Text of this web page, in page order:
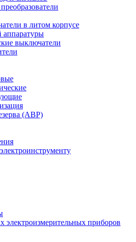
в литом корпусе
аппаратуры
выключатели
(АВР)
электроизмерительных приборов